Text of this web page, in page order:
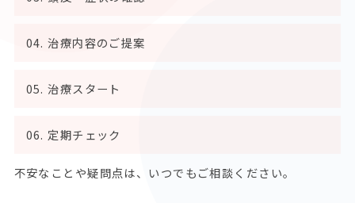
治療内容のご提案
治療スタート
定期チェック
不安なことや疑問点は、いつでもご相談ください。